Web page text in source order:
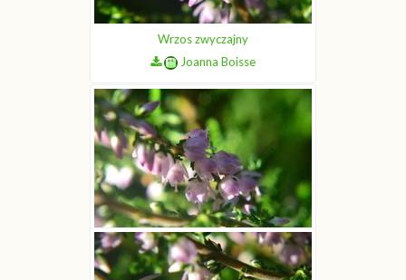
Wrzos zwyczajny
Joanna Boisse
Wrzos zwyczajny
Joanna Boisse